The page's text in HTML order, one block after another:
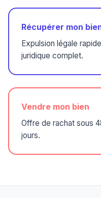
Récupérer mon
Expulsion légale
juridique complet.
Vendre mon bien
Offre de rachat sous
jours.